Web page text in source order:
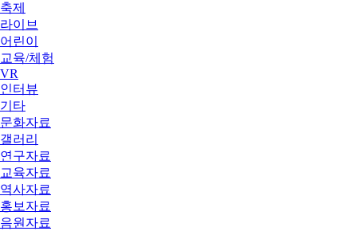
축제
라이브
어린이
교육/체험
VR
인터뷰
기타
문화자료
갤러리
연구자료
교육자료
역사자료
홍보자료
음원자료